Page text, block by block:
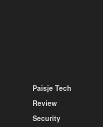
Paisje Tech
Review
Security